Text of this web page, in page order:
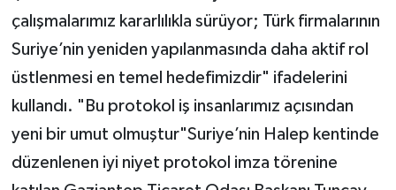
çalışmalarımız kararlılıkla sürüyor; Türk firmalarının
Suriye’nin yeniden yapılanmasında daha aktif rol
üstlenmesi en temel hedefimizdir" ifadelerini
kullandı. "Bu protokol iş insanlarımız açısından
yeni bir umut olmuştur"Suriye’nin Halep kentinde
düzenlenen iyi niyet protokol imza törenine